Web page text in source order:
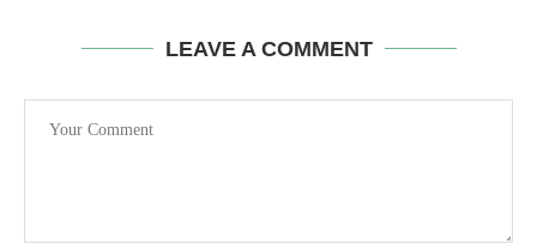
LEAVE A COMMENT